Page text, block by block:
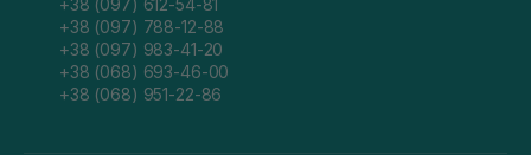
+38 (097) 612-54-81
+38 (097) 788-12-88
+38 (097) 983-41-20
+38 (068) 693-46-00
+38 (068) 951-22-86